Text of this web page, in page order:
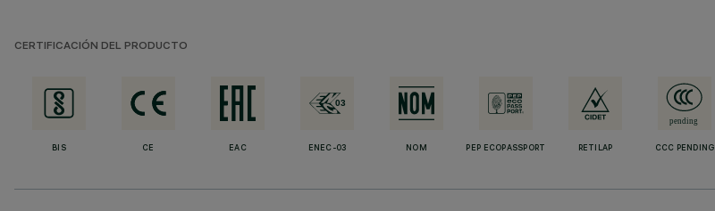
CERTIFICACIÓN DEL PRODUCTO
BIS CE EAC ENEC-03 NOM PEP ECOPASSPORT RETILAP CCC PENDING